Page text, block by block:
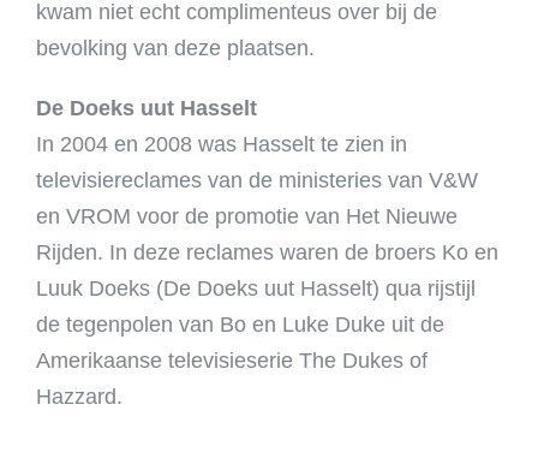
kwam niet echt complimenteus over bij de
bevolking van deze plaatsen.
De Doeks uut Hasselt
In 2004 en 2008 was Hasselt te zien in
televisiereclames van de ministeries van V&W
en VROM voor de promotie van Het Nieuwe
Rijden. In deze reclames waren de broers Ko en
Luuk Doeks (De Doeks uut Hasselt) qua rijstijl
de tegenpolen van Bo en Luke Duke uit de
Amerikaanse televisieserie The Dukes of
Hazzard.